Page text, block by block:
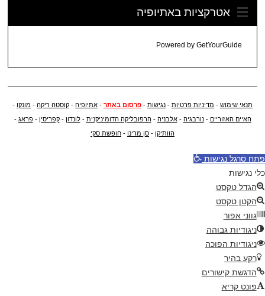
אטרקציות באתיופיה
Powered by GetYourGuide
תנאי שימוש - מדיניות פרטיות - נגישות - פרסום באתר - אתיופיה - קוסטה ריקה - מונקו -
האיים האזוריים -נורבגיה -אלבניה -הרפובליקה הדומיניקנית -לונדון -קפריסין -פראג -
הוותיקן - סן מרינו - חופשת סקי
פתח סרגל נגישות
כלי נגישות
הגדל טקסט
הקטן טקסט
גווני אפור
ניגודיות גבוהה
ניגודיות הפוכה
רקע בהיר
הדגשת קישורים
פונט קריא